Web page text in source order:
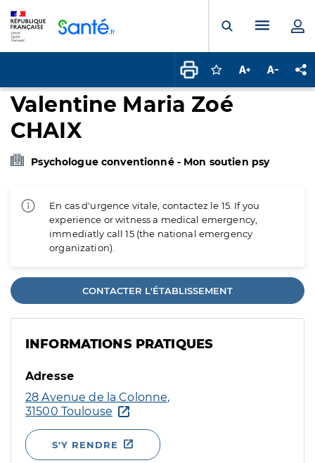
Ouvrir laMenu
Connectez-vous
Augmenter la
Valentine Maria Zoé
CHAIX
Psychologue conventionné - Mon soutien psy
En cas d'urgence vitale, contactez le 15. If you
experience or witness a medical emergency,
immediatly call 15 (the national emergency
organization).
CONTACTER L'ÉTABLISSEMENT
INFORMATIONS PRATIQUES
Adresse
28 Avenue de la Colonne,
31500 Toulouse
S'Y RENDRE